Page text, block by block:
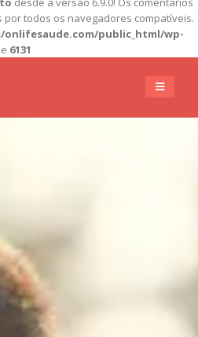
por todos os navegadores compatíveis.
onlifesaude.com/public_html/wp-
6131